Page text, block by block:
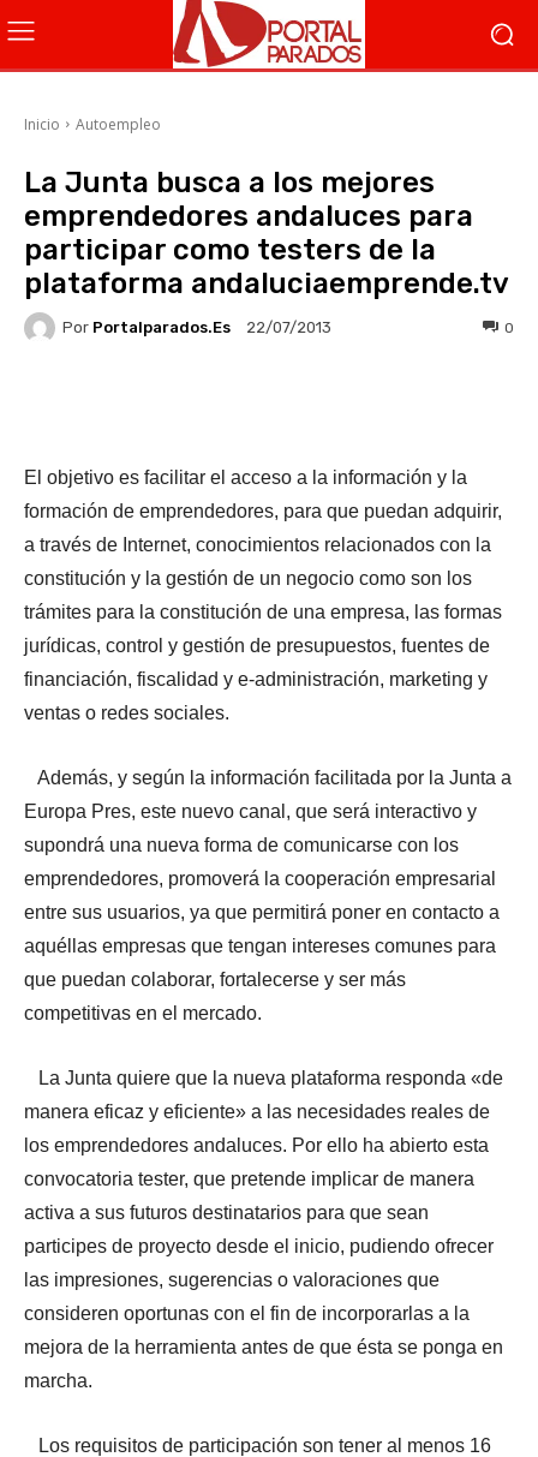
Inicio Autoempleo
La Junta busca a los mejores
emprendedores andaluces para
participar como testers de la
plataforma andaluciaemprende.tv
Por Portalparados.es 22/07/2013 0
El objetivo es facilitar el acceso a la información y la
formación de emprendedores, para que puedan adquirir,
a través de Internet, conocimientos relacionados con la
constitución y la gestión de un negocio como son los
trámites para la constitución de una empresa, las formas
jurídicas, control y gestión de presupuestos, fuentes de
financiación, fiscalidad y e-administración, marketing y
ventas o redes sociales.
Además, y según la información facilitada por la Junta a
Europa Pres, este nuevo canal, que será interactivo y
supondrá una nueva forma de comunicarse con los
emprendedores, promoverá la cooperación empresarial
entre sus usuarios, ya que permitirá poner en contacto a
aquéllas empresas que tengan intereses comunes para
que puedan colaborar, fortalecerse y ser más
competitivas en el mercado.
La Junta quiere que la nueva plataforma responda «de
manera eficaz y eficiente» a las necesidades reales de
los emprendedores andaluces. Por ello ha abierto esta
convocatoria tester, que pretende implicar de manera
activa a sus futuros destinatarios para que sean
participes de proyecto desde el inicio, pudiendo ofrecer
las impresiones, sugerencias o valoraciones que
consideren oportunas con el fin de incorporarlas a la
mejora de la herramienta antes de que ésta se ponga en
marcha.
Los requisitos de participación son tener al menos 16